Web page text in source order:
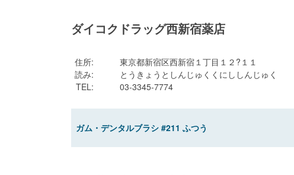
ダイコクドラッグ西新宿薬店
住所:
東京都新宿区西新宿１丁目１２?１１
読み:
とうきょうとしんじゅくくにししんじゅく
TEL: 03-3345-7774
ガム・デンタルブラシ #211 ふつう